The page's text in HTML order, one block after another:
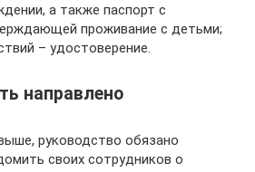
а также паспорт с
проживание с детьми;
– удостоверение.
направлено
руководство обязано
своих сотрудников о